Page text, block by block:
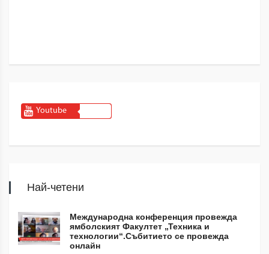
Youtube
Най-четени
Международна конференция провежда
ямболският Факултет „Техника и
технологии“.Събитието се провежда
онлайн